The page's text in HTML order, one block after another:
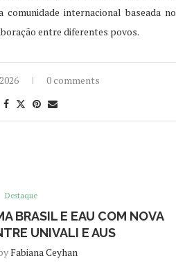
internacional baseada no
entre diferentes povos.
0 comments
Destaque
BRASIL E EAU COM NOVA
UNIVALI E AUS
Fabiana Ceyhan